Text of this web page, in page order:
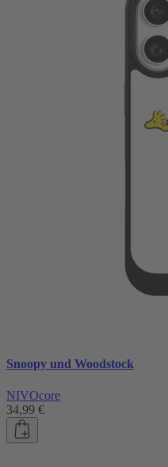
Snoopy und Woodstock
NIVOcore
34,99 €